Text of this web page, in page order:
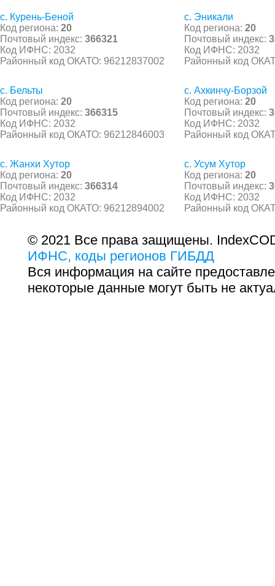
с. Курень-Беной
Код региона: 20
Почтовый индекс: 366321
Код ИФНС: 2032
Районный код ОКАТО: 96212837002
с. Эникали
Код региона: 20
Почтовый индекс:
Код ИФНС: 2032
Районный код
с. Бельты
Код региона: 20
Почтовый индекс: 366315
Код ИФНС: 2032
Районный код ОКАТО: 96212846003
с. Ахкинчу-Борзой
Код региона: 20
Почтовый индекс:
Код ИФНС: 2032
Районный код
с. Жанхи Хутор
Код региона: 20
Почтовый индекс: 366314
Код ИФНС: 2032
Районный код ОКАТО: 96212894002
с. Усум Хутор
Код региона: 20
Почтовый индекс:
Код ИФНС: 2032
Районный код
© 2021 Все права защищены.
ИФНС, коды регионов ГИБДД
Вся информация на сайте
некоторые данные могут быть не